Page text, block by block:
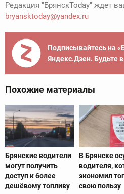
Редакция "БрянскToday" ждет
bryansktoday@yandex.ru
Подписывайтесь на
Яндекс.Дзен. Будьте
Похожие материалы
Брянские водители
могут получить
доступ к более
дешёвому топливу
В Брянске
водителя,
экономил
свою пользу